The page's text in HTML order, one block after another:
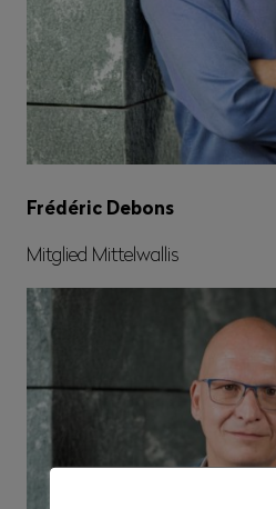
Frédéric Debons
Mitglied Mittelwallis